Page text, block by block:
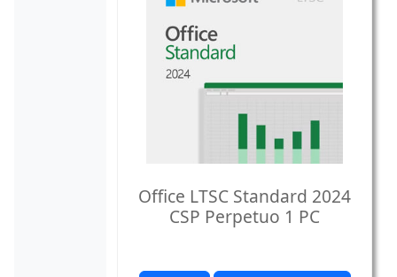
Office LTSC Standard 2024
CSP Perpetuo 1 PC